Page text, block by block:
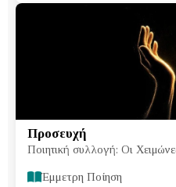
Προσευχή
Ποιητική συλλογή: Οι
Έμμετρη Ποίηση